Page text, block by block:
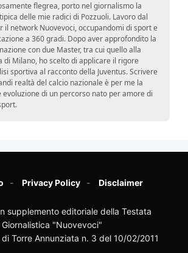
flegrea, porto nel giornalismo la
delle mie radici di Pozzuoli. Lavoro dal
il network Nuovevoci, occupandomi di sport e
a 360 gradi. Dopo aver approfondito la
con due Master, tra cui quello alla
di Milano, ho scelto di applicare il rigore
sportiva al racconto della Juventus. Scrivere
realtà del calcio nazionale è per me la
evoluzione di un percorso nato per amore di
Privacy Policy Disclaimer
supplemento editoriale della Testata
Giornalistica "Nuovevoci"
Torre Annunziata n. 3 del 10/02/2011